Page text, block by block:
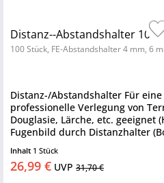
Distanz--Abstandshalter 100
100 Stück, FE-Abstandshalter 4 mm, 6
Distanz-/Abstandshalter Für
professionelle Verlegung von
Douglasie, Lärche, etc. geeignet
Fugenbild durch Distanzhalter
Inhalt 1 Stück
26,99 € UVP 31,70 €